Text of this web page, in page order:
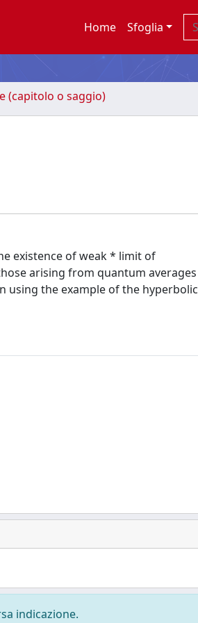
Home Sfoglia
(capitolo o saggio)
existence of weak * limit of
arising from quantum averages
using the example of the hyperbolic
indicazione.